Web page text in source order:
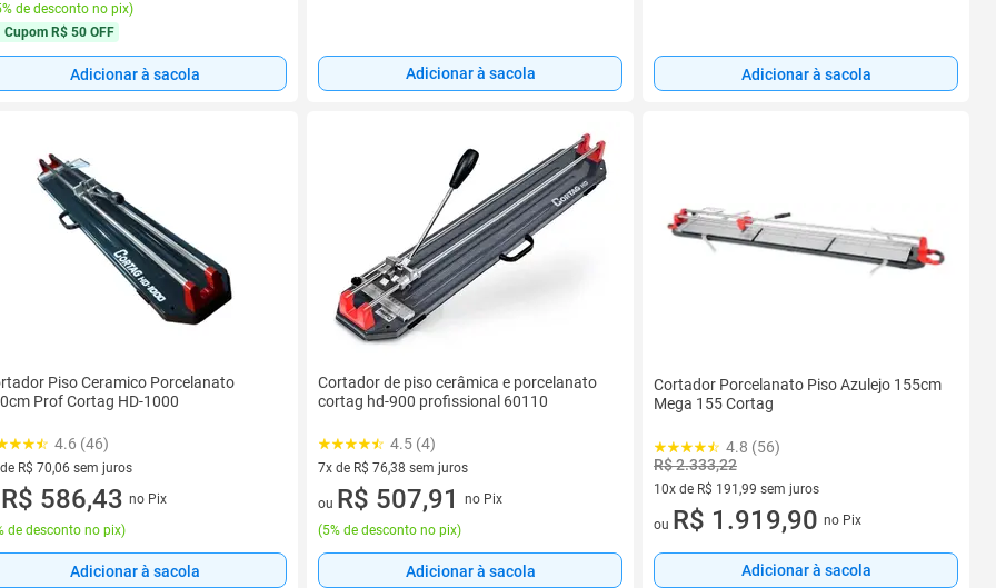
de desconto no pix)
Cupom R$ 50 OFF
Adicionar à sacola Adicionar à sacola Adicionar à sacola
Piso Ceramico Porcelanato
Prof Cortag HD-1000
4.6 (46)
R$ 70,06 sem juros
de R$ 70,06 sem juros
R$ 586,43 no Pix
de desconto no pix)
Adicionar à sacola
Cortador de piso cerâmica e porcelanato
cortag hd-900 profissional 60110
4.5 (4)
7x de R$ 76,38 sem juros
7 vez de R$ 76,38 sem juros
ou R$ 507,91
no Pix
(5% de desconto no pix)
Adicionar à sacola
Cortador Porcelanato Piso Azulejo 155cm
Mega 155 Cortag
4.8 (56)
R$ 2.333,22
10x de R$ 191,99 sem juros
10 vez de R$ 191,99 sem juros
ou R$ 1.919,90 no Pix
Adicionar à sacola